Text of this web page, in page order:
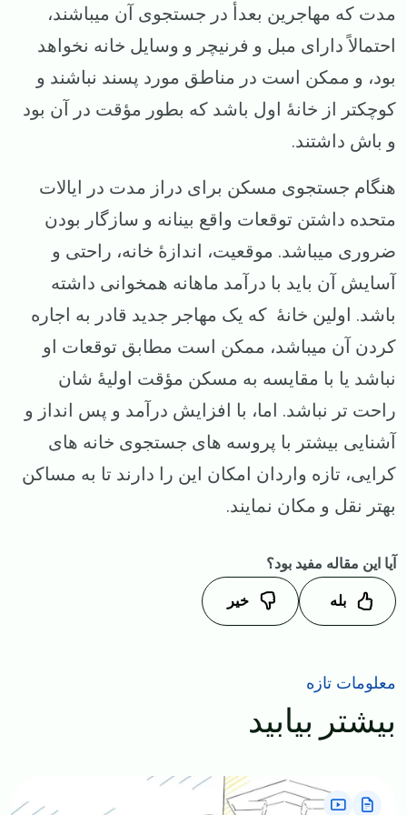
مدت که مهاجرین بعدأ در جستجوی آن میباشند،
احتمالاً دارای مبل و فرنیچر و وسایل خانه نخواهد
بود، و ممکن است در مناطق مورد پسند نباشند و
کوچکتر از خانهٔ اول باشد که بطور مؤقت در آن بود
و باش داشتند.
هنگام جستجوی مسکن برای دراز مدت در ایالات
متحده داشتن توقعات واقع ‌بینانه و سازگار بودن
ضروری میباشد. موقعیت، اندازهٔ خانه، راحتی و
آسایش آن باید با درآمد ماهانه همخوانی داشته
باشد. اولین خانهٔ که یک مهاجر جدید قادر به اجاره
کردن آن میباشد، ممکن است مطابق توقعات او
نباشد یا با مقایسه به مسکن مؤقت اولیهٔ شان
راحت تر نباشد. اما، با افزایش درآمد و پس ‌انداز و
آشنایی بیشتر با پروسه های جستجوی خانه های
کرایی، تازه واردان امکان این را دارند تا به مساکن
بهتر نقل و مکان نمایند.
آیا این مقاله مفید بود؟
بله
خیر
معلومات تازه
بیشتر بیابید